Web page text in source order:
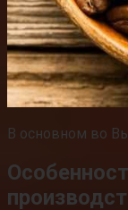
В основном во